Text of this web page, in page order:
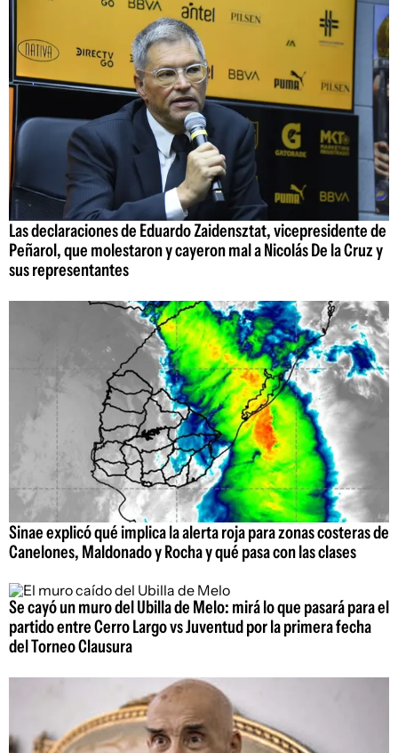
Las declaraciones de Eduardo Zaidensztat, vicepresidente de
Peñarol, que molestaron y cayeron mal a Nicolás De la Cruz y
sus representantes
Sinae explicó qué implica la alerta roja para zonas costeras de
Canelones, Maldonado y Rocha y qué pasa con las clases
Se cayó un muro del Ubilla de Melo: mirá lo que pasará para el
partido entre Cerro Largo vs Juventud por la primera fecha
del Torneo Clausura